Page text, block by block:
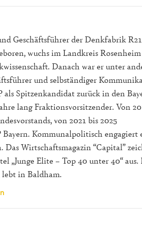
Geschäftsführer der Denkfabrik
wuchs im Landkreis
Danach war er unter
und selbständiger
Spitzenkandidat zurück in den
lang Fraktionsvorsitzender. Von
von 2021 bis 2025
Kommunalpolitisch engagiert
Das Wirtschaftsmagazin “Capital”
„Junge Elite – Top 40 unter 40“ aus.
in Baldham.